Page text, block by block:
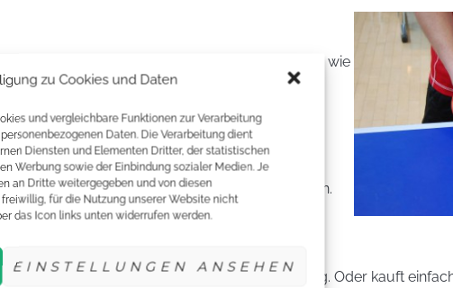
zu Cookies und Daten
und vergleichbare Funktionen zur Verarbeitung
Daten. Die Verarbeitung dient
Diensten und Elementen Dritter, der statistischen
Werbung sowie der Einbindung sozialer Medien. Je
an Dritte weitergegeben und von diesen
für die Nutzung unserer Website nicht
das Icon links unten widerrufen werden.
EINSTELLUNGEN ANSEHEN
In der Regel sollte der Einspieler so Bälle wie
ohne hinschauen zu nehmen. Die volle
und den Händen ausführen.
während des Balleimertrainings einzunehmen.
am Tisch stehen. Zwischen den Ballwechseln
nächsten Teilen zum Balleimer Training. Oder kauft